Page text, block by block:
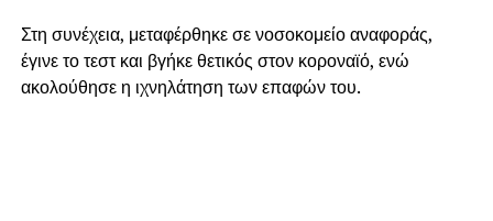
Στη συνέχεια, μεταφέρθηκε σε νοσοκομείο αναφοράς,
έγινε το τεστ και βγήκε θετικός στον κοροναϊό, ενώ
ακολούθησε η ιχνηλάτηση των επαφών του.